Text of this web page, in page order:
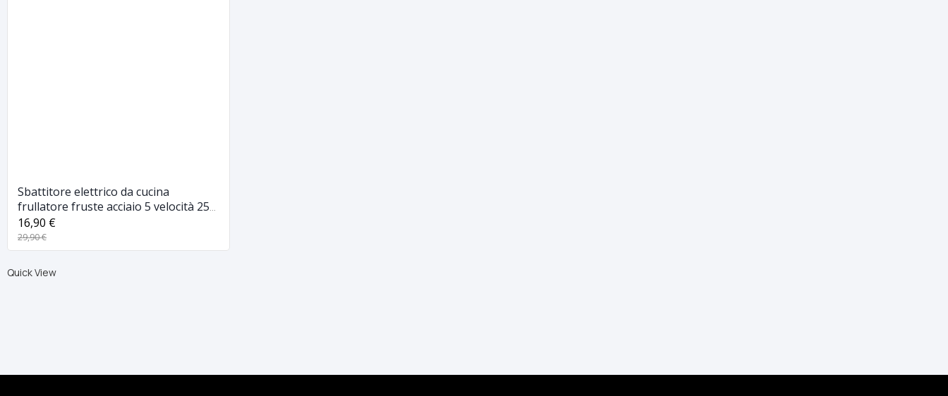
Sbattitore elettrico da cucina
frullatore fruste acciaio 5 velocità 250
w qq608
16,90 €
29,90 €
Quick View